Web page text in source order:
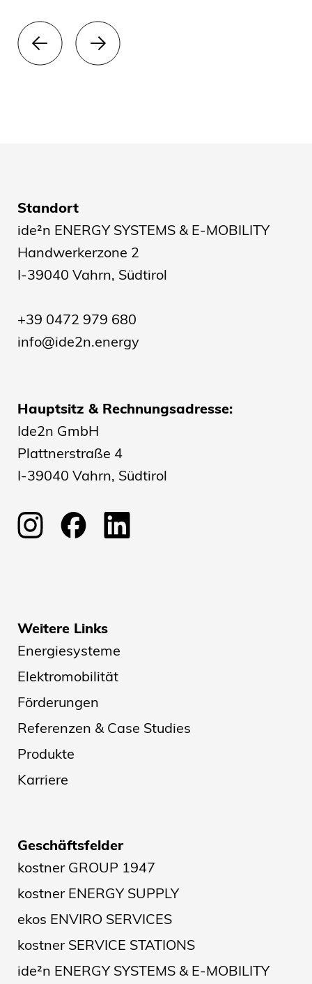
Standort
ide²n ENERGY SYSTEMS & E-MOBILITY
Handwerkerzone 2
I-39040 Vahrn, Südtirol
+39 0472 979 680
info@ide2n.energy
Hauptsitz & Rechnungsadresse:
Ide2n GmbH
Plattnerstraße 4
I-39040 Vahrn, Südtirol
Weitere Links
Energiesysteme
Elektromobilität
Förderungen
Referenzen & Case Studies
Produkte
Karriere
Geschäftsfelder
kostner GROUP 1947
kostner ENERGY SUPPLY
ekos ENVIRO SERVICES
kostner SERVICE STATIONS
ide²n ENERGY SYSTEMS & E-MOBILITY